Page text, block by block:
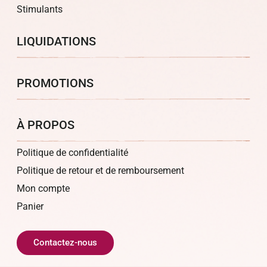
Stimulants
LIQUIDATIONS
PROMOTIONS
À PROPOS
Politique de confidentialité
Politique de retour et de remboursement
Mon compte
Panier
Contactez-nous